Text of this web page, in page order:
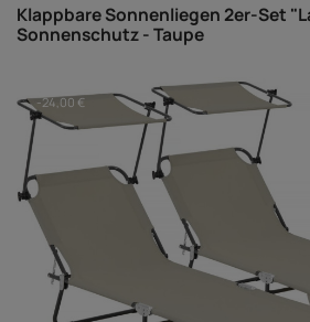
Klappbare Sonnenliegen 2er-Set
Sonnenschutz - Taupe
-24,00 €